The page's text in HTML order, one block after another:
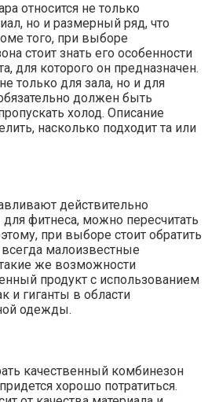
относится не только
но и размерный ряд, что
того, при выборе
стоит знать его особенности
для которого он предназначен.
только для зала, но и для
должен быть
холод. Описание
насколько подходит та или
действительно
фитнеса, можно пересчитать
при выборе стоит обратить
малоизвестные
же возможности
продукт с использованием
и гиганты в области
одежды.
качественный комбинезон
хорошо потратиться.